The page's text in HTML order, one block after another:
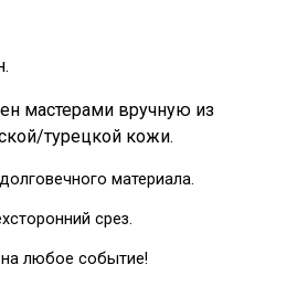
мастерами вручную из
турецкой кожи.
материала.
срез.
любое событие!